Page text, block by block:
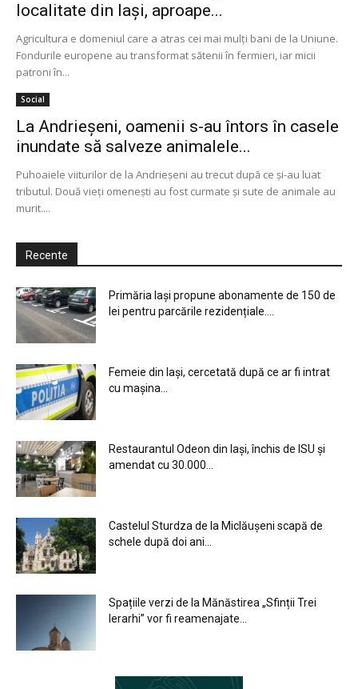
localitate din Iași, aproape...
Agricultura e domeniul care a atras cei mai mulţi bani de la Uniune.
Fondurile europene au transformat sătenii în fermieri, iar micii
patroni în...
Social
La Andrieşeni, oamenii s-au întors în casele
inundate să salveze animalele...
Puhoaiele viiturilor de la Andrieşeni au trecut după ce şi-au luat
tributul. Două vieţi omeneşti au fost curmate şi sute de animale au
murit....
Recente
Primăria Iași propune abonamente de 150 de
lei pentru parcările rezidențiale....
Femeie din Iași, cercetată după ce ar fi intrat
cu mașina...
Restaurantul Odeon din Iași, închis de ISU și
amendat cu 30.000...
Castelul Sturdza de la Miclăușeni scapă de
schele după doi ani...
Spațiile verzi de la Mănăstirea „Sfinții Trei
Ierarhi” vor fi reamenajate...